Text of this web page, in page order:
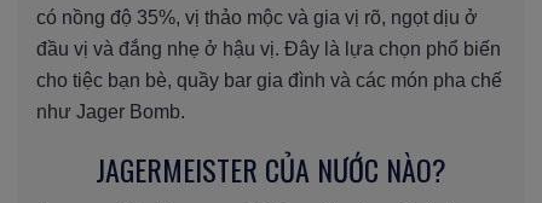
có nồng độ 35%, vị thảo mộc và gia vị rõ, ngọt dịu ở
đầu vị và đắng nhẹ ở hậu vị. Đây là lựa chọn phổ biến
cho tiệc bạn bè, quầy bar gia đình và các món pha chế
như Jager Bomb.
JAGERMEISTER CỦA NƯỚC NÀO?